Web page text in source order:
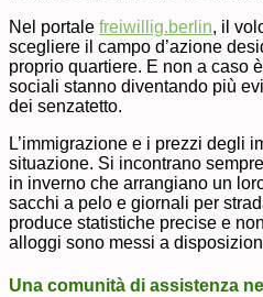
Nel portale freiwillig.berlin, il
scegliere il campo d’azione
proprio quartiere. E non a caso
sociali stanno diventando più
dei senzatetto.
L’immigrazione e i prezzi degli
situazione. Si incontrano
in inverno che arrangiano un
sacchi a pelo e giornali per
produce statistiche precise e
alloggi sono messi a
Una comunità di assistenza